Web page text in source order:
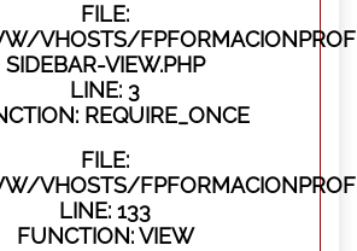
FILE:
VHOSTS/
SIDEBAR-VIEW.PHP
LINE: 3
REQUIRE_ONCE
FILE:
VHOSTS/
LINE: 133
FUNCTION: VIEW